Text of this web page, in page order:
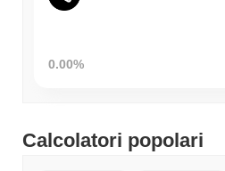
0.00%
Calcolatori popolari